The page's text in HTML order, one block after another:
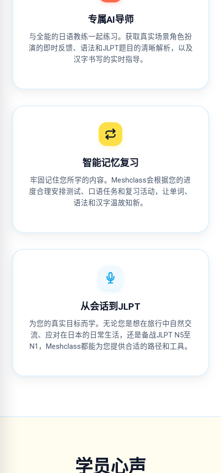
专属AI导师
与全能的日语教练一起练习。获取真实场景角色扮
演的即时反馈、语法和JLPT题目的清晰解析，以及
汉字书写的实时指导。
智能记忆复习
牢固记住您所学的内容。Meshclass会根据您的进
度合理安排测试、口语任务和复习活动，让单词、
语法和汉字温故知新。
从会话到JLPT
为您的真实目标而学。无论您是想在旅行中自然交
流、应对在日本的日常生活，还是备战JLPT N5至
N1，Meshclass都能为您提供合适的路径和工具。
学员心声